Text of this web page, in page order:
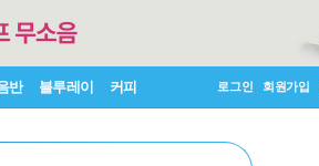
반 블루레이 커피 로그인 회원가입